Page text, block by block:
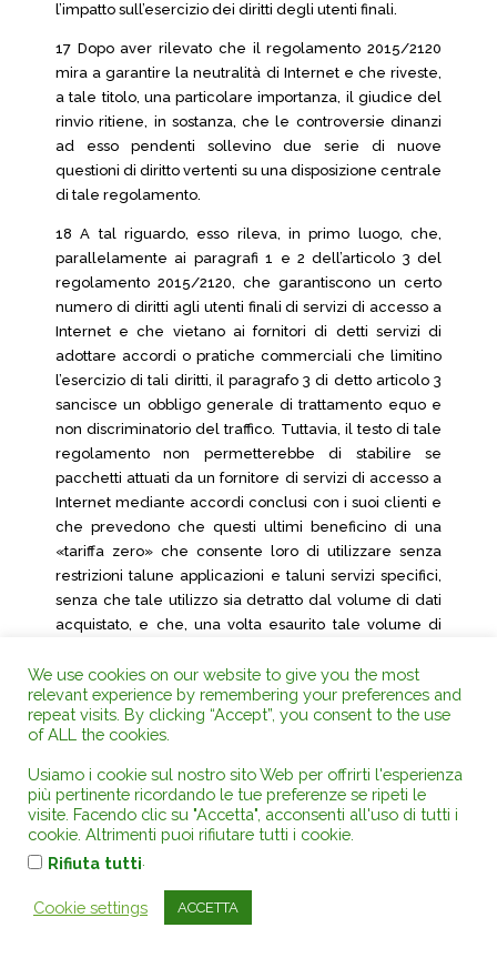
l’impatto sull’esercizio dei diritti degli utenti finali.
17 Dopo aver rilevato che il regolamento 2015/2120
mira a garantire la neutralità di Internet e che riveste,
a tale titolo, una particolare importanza, il giudice del
rinvio ritiene, in sostanza, che le controversie dinanzi
ad esso pendenti sollevino due serie di nuove
questioni di diritto vertenti su una disposizione centrale
di tale regolamento.
18 A tal riguardo, esso rileva, in primo luogo, che,
parallelamente ai paragrafi 1 e 2 dell’articolo 3 del
regolamento 2015/2120, che garantiscono un certo
numero di diritti agli utenti finali di servizi di accesso a
Internet e che vietano ai fornitori di detti servizi di
adottare accordi o pratiche commerciali che limitino
l’esercizio di tali diritti, il paragrafo 3 di detto articolo 3
sancisce un obbligo generale di trattamento equo e
non discriminatorio del traffico. Tuttavia, il testo di tale
regolamento non permetterebbe di stabilire se
pacchetti attuati da un fornitore di servizi di accesso a
Internet mediante accordi conclusi con i suoi clienti e
che prevedono che questi ultimi beneficino di una
«tariffa zero» che consente loro di utilizzare senza
restrizioni talune applicazioni e taluni servizi specifici,
senza che tale utilizzo sia detratto dal volume di dati
acquistato, e che, una volta esaurito tale volume di
rallentamento del traffico alle altre applicazioni e
servizi disponibili, rientrino nell’ambito di applicazione
del paragrafo 2, del paragrafo 3, o dei paragrafi 2 e 3
19 In secondo luogo, nemmeno il tenore letterale di
tali due paragrafi consentirebbe, una volta
determinato quello o quelli che sono applicabili a
siffatte condotte, di sapere quale metodologia debba
compatibili con il regolamento 2015/2120.
We use cookies on our website to give you the most
relevant experience by remembering your preferences and
repeat visits. By clicking “Accept”, you consent to the use
of ALL the cookies.
Usiamo i cookie sul nostro sito Web per offrirti l'esperienza
più pertinente ricordando le tue preferenze se ripeti le
visite. Facendo clic su "Accetta", acconsenti all'uso di tutti i
cookie. Altrimenti puoi rifiutare tutti i cookie.
Rifiuta tutti
Cookie settings ACCETTA